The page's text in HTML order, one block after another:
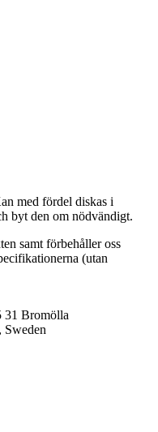
med fördel diskas i
byt den om nödvändigt.
samt förbehåller oss
(utan
31 Bromölla
Sweden